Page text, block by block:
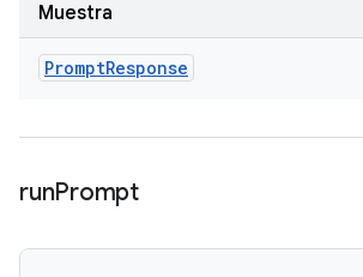
Muestra
PromptResponse
runPrompt